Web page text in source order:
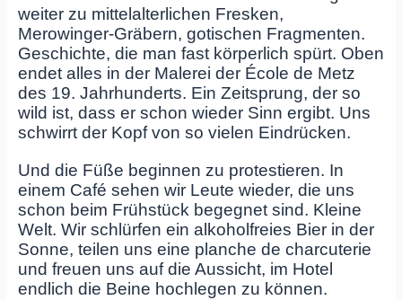
weiter zu mittelalterlichen Fresken,
Merowinger‑Gräbern, gotischen Fragmenten.
Geschichte, die man fast körperlich spürt. Oben
endet alles in der Malerei der École de Metz
des 19. Jahrhunderts. Ein Zeitsprung, der so
wild ist, dass er schon wieder Sinn ergibt. Uns
schwirrt der Kopf von so vielen Eindrücken.
Und die Füße beginnen zu protestieren. In
einem Café sehen wir Leute wieder, die uns
schon beim Frühstück begegnet sind. Kleine
Welt. Wir schlürfen ein alkoholfreies Bier in der
Sonne, teilen uns eine planche de charcuterie
und freuen uns auf die Aussicht, im Hotel
endlich die Beine hochlegen zu können.